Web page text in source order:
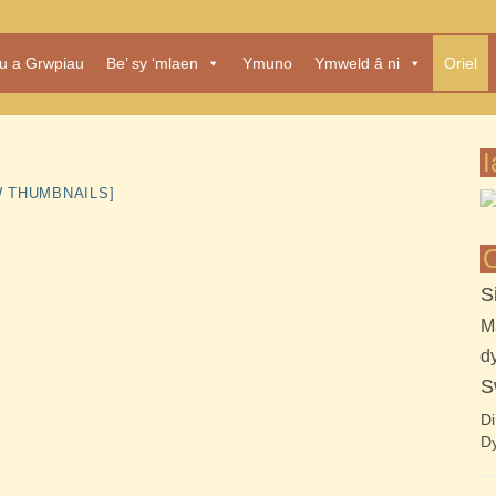
a Grwpiau Be’ sy ‘mlaen Ymuno Ymweld â ni Oriel
THUMBNAILS]